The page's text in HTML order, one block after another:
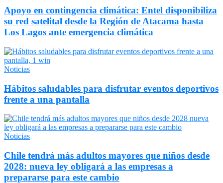
Apoyo en contingencia climática: Entel disponibiliza
su red satelital desde la Región de Atacama hasta
Los Lagos ante emergencia climática
Noticias
Hábitos saludables para disfrutar eventos deportivos
frente a una pantalla
Noticias
Chile tendrá más adultos mayores que niños desde
2028: nueva ley obligará a las empresas a
prepararse para este cambio